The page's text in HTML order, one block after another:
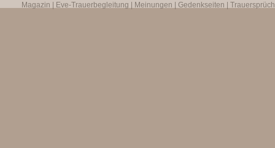
Magazin
Eve-Trauerbegleitung Meinungen Gedenkseiten